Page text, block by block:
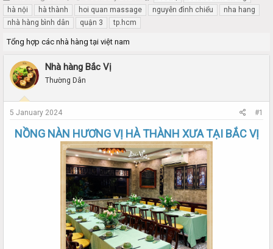
h
r
e
a
t
a
e
t
a
r
t
a
t
e
hà nội
hà thành hoi quan massage nguyễn đình chiểu
nha hang
nhà hàng bình dân
quận 3 tp.hcm
Tổng hợp các nhà hàng tại việt nam
Nhà hàng Bắc Vị
Thường Dân
5 January 2024 #1
NỒNG NÀN HƯƠNG VỊ HÀ THÀNH XƯA TẠI BẮC VỊ